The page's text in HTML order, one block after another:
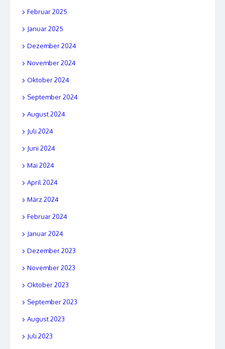
Februar 2025
Januar 2025
Dezember 2024
November 2024
Oktober 2024
September 2024
August 2024
Juli 2024
Juni 2024
Mai 2024
April 2024
März 2024
Februar 2024
Januar 2024
Dezember 2023
November 2023
Oktober 2023
September 2023
August 2023
Juli 2023